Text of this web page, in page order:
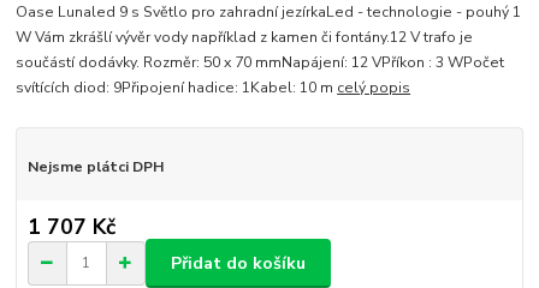
Oase Lunaled 9 s Světlo pro zahradní jezírkaLed - technologie - pouhý 1
W Vám zkrášlí vývěr vody například z kamen či fontány.12 V trafo je
součástí dodávky. Rozměr: 50 x 70 mmNapájení: 12 VPříkon : 3 WPočet
svítících diod: 9Připojení hadice: 1Kabel: 10 m celý popis
Nejsme plátci DPH
1 707 Kč
Přidat do košíku